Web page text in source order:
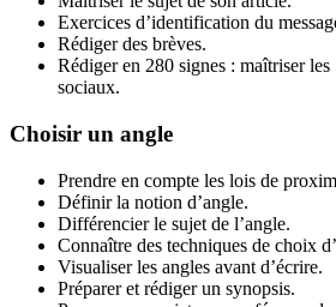
Exercices d’identification du
Rédiger des brèves.
Rédiger en 280 signes : maîtriser
sociaux.
Choisir un angle
Prendre en compte les lois de
Définir la notion d’angle.
Différencier le sujet de l’angle.
Connaître des techniques de choix
Visualiser les angles avant d’écrire.
Préparer et rédiger un synopsis.